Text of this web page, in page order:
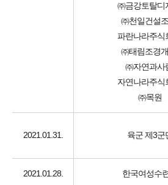
㈜금강토탈디
㈜천일건설조
파란나라주식
㈜태림조경
㈜자연과사
자연나라주식
㈜목원
2021.01.31. 육군 제3군
2021.01.28. 한국여성수